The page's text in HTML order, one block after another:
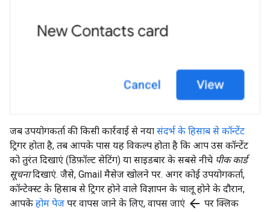
जब उपयोगकर्ता की किसी कार्रवाई से नया संदर्भ के हिसाब से कॉन्टेंट
ट्रिगर होता है, तब आपके पास यह विकल्प होता है कि आप उस कॉन्टेंट
को तुरंत दिखाएं (डिफ़ॉल्ट सेटिंग) या साइडबार के सबसे नीचे पीक कार्ड
सूचनादिखाएं. जैसे, Gmail मैसेज खोलने पर. अगर कोई उपयोगकर्ता,
कॉन्टेक्स्ट के हिसाब से ट्रिगर होने वाले विज्ञापन के चालू होने के दौरान,
आपके होम पेज पर वापस जाने के लिए, वापस जाएं arrow_back पर क्लिक